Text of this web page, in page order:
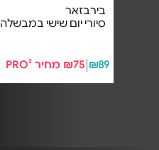
בירבזאר
סיורי יום שישי במבשלה
₪89 ₪75 מחיר PRO²